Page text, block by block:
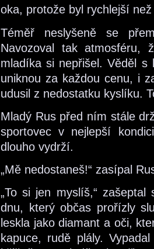
oka, protože byl rychlejší
Téměř neslyšeně se
Navozoval tak atmosféru,
mladíka si nepřišel. Věděl
uniknou za každou cenu, i
udusil z nedostatku kyslíku.
Mladý Rus před ním stále
sportovec v nejlepší
dlouho vydrží.
„Mě nedostaneš!“ zasípal
„To si jen myslíš,“
dnu, který občas prořízly
leskla jako diamant a oči,
kapuce, rudě plály.